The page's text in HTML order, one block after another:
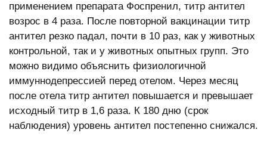
применением препарата Фоспренил, титр антител
возрос в 4 раза. После повторной вакцинации титр
антител резко падал, почти в 10 раз, как у животных
контрольной, так и у животных опытных групп. Это
можно видимо объяснить физиологичной
иммуннодепрессией перед отелом. Через месяц
после отела титр антител повышается и превышает
исходный титр в 1,6 раза. К 180 дню (срок
наблюдения) уровень антител постепенно снижался.